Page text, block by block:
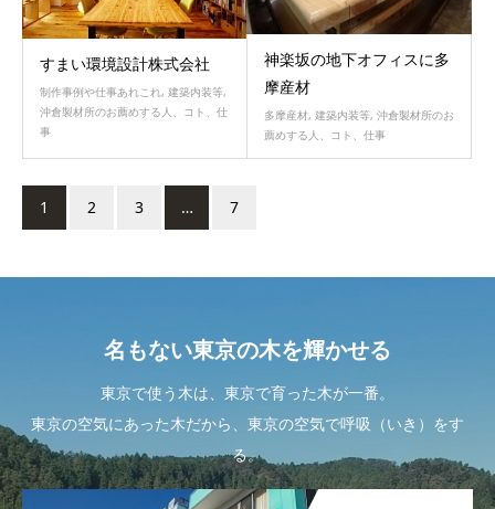
すまい環境設計株式会社
制作事例や仕事あれこれ, 建築内装等,
沖倉製材所のお薦めする人、コト、仕
事
神楽坂の地下オフィスに多
摩産材
多摩産材, 建築内装等, 沖倉製材所のお
薦めする人、コト、仕事
1 2 3 … 7
名もない東京の木を輝かせる
東京で使う木は、東京で育った木が一番。
東京の空気にあった木だから、東京の空気で呼吸（いき）をす
る。